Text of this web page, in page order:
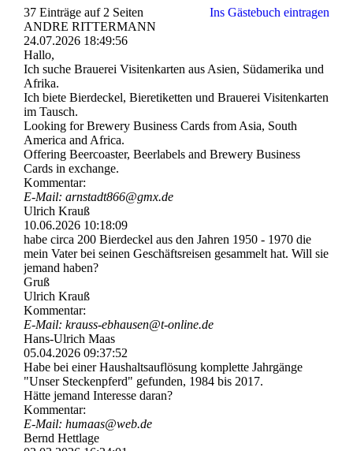
37 Einträge auf 2 Seiten
Ins Gästebuch eintragen
ANDRE RITTERMANN
24.07.2026 18:49:56
Hallo,
Ich suche Brauerei Visitenkarten aus Asien, Südamerika und
Afrika.
Ich biete Bierdeckel, Bieretiketten und Brauerei Visitenkarten
im Tausch.
Looking for Brewery Business Cards from Asia, South
America and Africa.
Offering Beercoaster, Beerlabels and Brewery Business
Cards in exchange.
Kommentar:
E-Mail: arnstadt866@gmx.de
Ulrich Krauß
10.06.2026 10:18:09
habe circa 200 Bierdeckel aus den Jahren 1950 - 1970 die
mein Vater bei seinen Geschäftsreisen gesammelt hat. Will sie
jemand haben?
Gruß
Ulrich Krauß
Kommentar:
E-Mail: krauss-­ebhausen@­t-­online.­de
Hans-Ulrich Maas
05.04.2026 09:37:52
Habe bei einer Haushaltsauflösung komplette Jahrgänge
"Unser Steckenpferd" gefunden, 1984 bis 2017.
Hätte jemand Interesse daran?
Kommentar:
E-Mail: humaas@web.de
Bernd Hettlage